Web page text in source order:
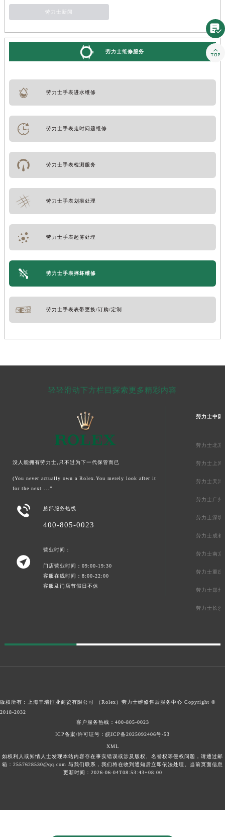
劳力士新闻
劳力士维修服务
劳力士手表进水维修
劳力士手表走时问题维修
劳力士手表检测服务
劳力士手表划痕处理
劳力士手表起雾处理
劳力士手表摔坏维修
劳力士手表表带更换/订购/定制
轻轻滑动下方栏目探索更多精彩内容
没人能拥有劳力士,只不过为下一代保管而已
(You never actually own a Rolex.You merely look after it
for the next ...”
 总部服务热线
400-805-0023

营业时间：
门店营业时间：09:00-19:30
客服在线时间：8:00-22:00
客服及门店节假日不休
劳力士中国
劳力士北京
劳力士上海
劳力士天津
劳力士广州
劳力士深圳
劳力士成都
劳力士南京
劳力士重庆
劳力士郑州
劳力士长沙
版权所有：上海丰瑞恒业商贸有限公司 （Rolex） 劳力士维修售后服务中心 Copyright ©
2018-2032
客户服务热线： 400-805-0023
ICP备案/许可证号：皖ICP备2025092406号-53
XML
如权利人或知情人士发现本站内容存在事实错误或涉及版权、名誉权等侵权问题，请通过邮
箱：2557628530@qq.com 与我们联系，我们将在收到通知后立即依法处理。当前页面信息
更新时间：2026-06-04T08:53:43+08:00

